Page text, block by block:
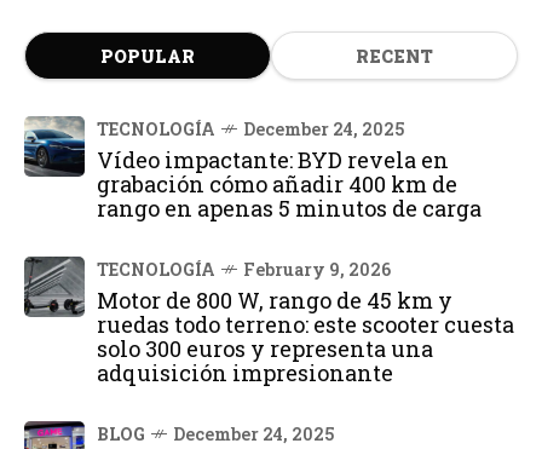
POPULAR RECENT
TECNOLOGÍA December 24, 2025
Vídeo impactante: BYD revela en
grabación cómo añadir 400 km de
rango en apenas 5 minutos de carga
TECNOLOGÍA February 9, 2026
Motor de 800 W, rango de 45 km y
ruedas todo terreno: este scooter cuesta
solo 300 euros y representa una
adquisición impresionante
BLOG December 24, 2025